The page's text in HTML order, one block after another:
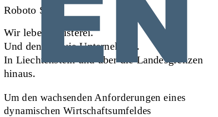
Roboto Sans
Wir leben Juristerei.
Und denken wie Unternehmer.
In Liechtenstein und über die Landesgrenzen
hinaus.
Um den wachsenden Anforderungen eines
dynamischen Wirtschaftsumfeldes